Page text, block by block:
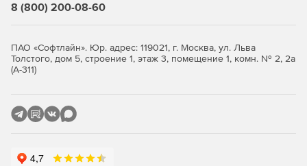
8 (800) 200-08-60
ПАО «Софтлайн». Юр. адрес: 119021, г. Москва, ул. Льва
Толстого, дом 5, строение 1, этаж 3, помещение 1, комн. № 2, 2а
(А-311)